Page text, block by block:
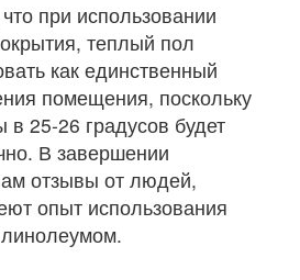
при использовании
теплый пол
как единственный
помещения, поскольку
в 25-26 градусов будет
В завершении
отзывы от людей,
опыт использования